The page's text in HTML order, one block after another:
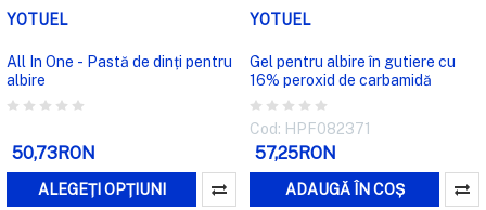
YOTUEL
All In One - Pastă de dinți pentru
albire
50,73RON
ALEGEȚI OPȚIUNI
YOTUEL
Gel pentru albire în gutiere cu
16% peroxid de carbamidă
Cod: HPF082371
57,25RON
ADAUGĂ ÎN COȘ